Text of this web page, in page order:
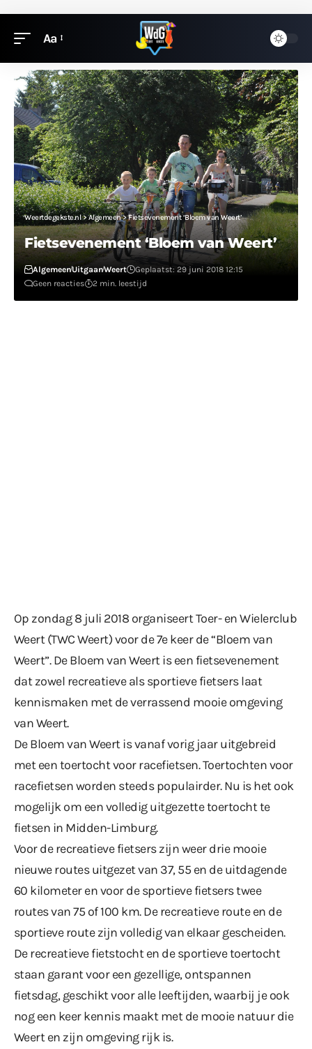
Aa
Weertdegekste.nl>Algemeen>Fietsevenement ‘Bloem van Weert’
Fietsevenement ‘Bloem van Weert’
AlgemeenUitgaanWeert
Geplaatst: 29 juni 2018 12:15
Geen reacties
2 min. leestijd
Op zondag 8 juli 2018 organiseert Toer- en Wielerclub
Weert (TWC Weert) voor de 7e keer de “Bloem van
Weert”. De Bloem van Weert is een fietsevenement
dat zowel recreatieve als sportieve fietsers laat
kennismaken met de verrassend mooie omgeving
van Weert.
De Bloem van Weert is vanaf vorig jaar uitgebreid
met een toertocht voor racefietsen. Toertochten voor
racefietsen worden steeds populairder. Nu is het ook
mogelijk om een volledig uitgezette toertocht te
fietsen in Midden-Limburg.
Voor de recreatieve fietsers zijn weer drie mooie
nieuwe routes uitgezet van 37, 55 en de uitdagende
60 kilometer en voor de sportieve fietsers twee
routes van 75 of 100 km. De recreatieve route en de
sportieve route zijn volledig van elkaar gescheiden.
De recreatieve fietstocht en de sportieve toertocht
staan garant voor een gezellige, ontspannen
fietsdag, geschikt voor alle leeftijden, waarbij je ook
nog een keer kennis maakt met de mooie natuur die
Weert en zijn omgeving rijk is.